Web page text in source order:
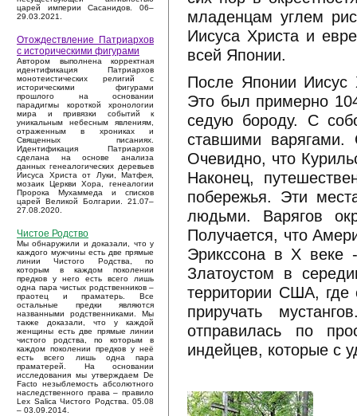
царей империи Сасанидов. 06–
29.03.2021.
Отождествление Патриархов
с историческими фигурами
Автором выполнена корректная
идентификация Патриархов
монотеистических религий с
историческими фигурами
прошлого на основании
парадигмы короткой хронологии
мира и привязки событий к
уникальным небесным явлениям,
отраженным в хрониках и
Священных писаниях.
Идентификация Патриархов
сделана на основе анализа
данных генеалогических деревьев
Иисуса Христа от Луки, Матфея,
мозаик Церкви Хора, генеалогии
Пророка Мухаммеда и списков
царей Великой Болгарии. 21.07–
27.08.2020.
Чистое Родство
Мы обнаружили и доказали, что у
каждого мужчины есть две прямые
линии Чистого Родства, по
которым в каждом поколении
предков у него есть всего лишь
одна пара чистых родственников –
праотец и праматерь. Все
остальные предки являются
названными родственниками. Мы
также доказали, что у каждой
женщины есть две прямые линии
чистого родства, по которым в
каждом поколении предков у неё
есть всего лишь одна пара
праматерей. На основании
исследования мы утверждаем De
Facto незыблемость абсолютного
наследственного права – правило
Lex Salica Чистого Родства. 05.08
– 03.09.2014.
младенцам углем
Иисуса Христа и
всей Японии.
После Японии Иисус
Это был примерно
седую бороду. С
ставшими варягами.
Очевидно, что
Наконец,
побережья. Эти
людьми. Варягов
Получается, что
Эрикссона в X веке
Златоустом в
территории США, где
приручать
отправилась по
индейцев, которые с